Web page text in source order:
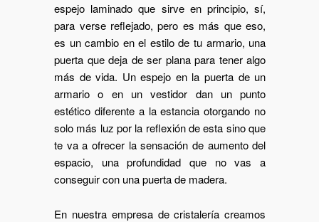
espejo laminado que sirve en principio, sí,
para verse reflejado, pero es más que eso,
es un cambio en el estilo de tu armario, una
puerta que deja de ser plana para tener algo
más de vida. Un espejo en la puerta de un
armario o en un vestidor dan un punto
estético diferente a la estancia otorgando no
solo más luz por la reflexión de esta sino que
te va a ofrecer la sensación de aumento del
espacio, una profundidad que no vas a
conseguir con una puerta de madera.
En nuestra empresa de cristalería creamos